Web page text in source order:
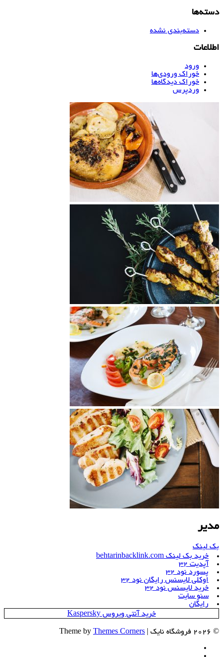
دسته‌ها
دسته‌بندی نشده
اطلاعات
ورود
خوراک ورودی‌ها
خوراک دیدگاه‌ها
وردپرس
مدیر
بک لینک
خرید بک لینک behtarinbacklink.com
آپدیت 32
پسورد نود 32
اوکلی لایسنس رایگان نود 32
خرید لایسنس نود 32
سئو سایت
رایگان
خرید آنتی ویروس Kaspersky
© 2026 فروشگاه نایک | Theme by Themes Corners